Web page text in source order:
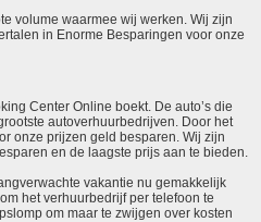
volume waarmee wij werken. Wij zijn
in Enorme Besparingen voor onze
Center Online boekt. De auto’s die
autoverhuurbedrijven. Door het
onze prijzen geld besparen. Wij zijn
en de laagste prijs aan te bieden.
vakantie nu gemakkelijk
het verhuurbedrijf per telefoon te
om maar te zwijgen over kosten